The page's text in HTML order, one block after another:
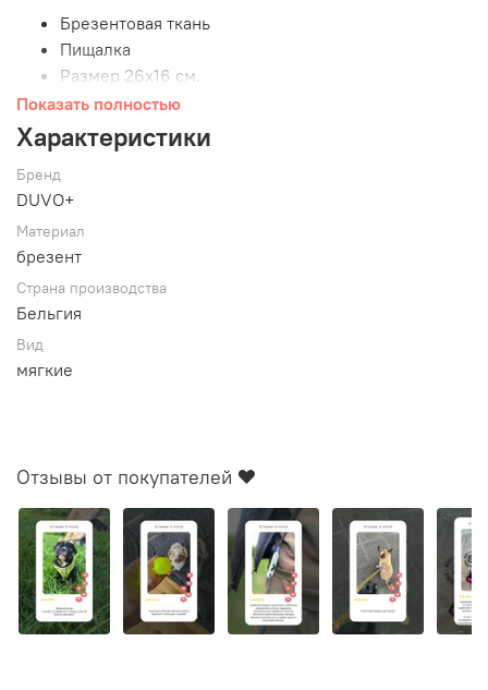
Брезентовая ткань
Пищалка
Размер 26х16 см.
Показать полностью
Характеристики
Бренд
DUVO+
Материал
брезент
Страна производства
Бельгия
Вид
мягкие
Отзывы от покупателей ❤️